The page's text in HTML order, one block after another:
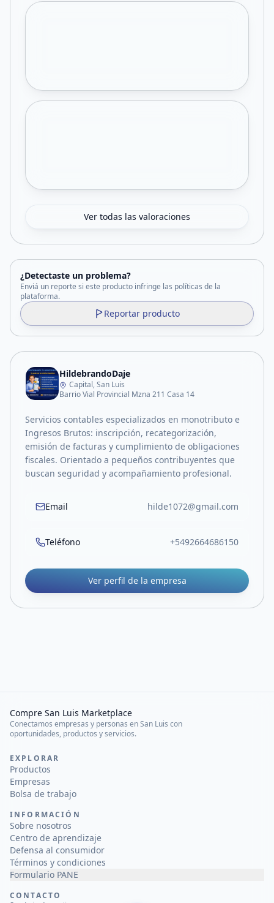
Ver todas las valoraciones
¿Detectaste un problema?
Enviá un reporte si este producto infringe las políticas de la
plataforma.
Reportar producto
HildebrandoDaje
Capital, San Luis
Barrio Vial Provincial Mzna 211 Casa 14
Servicios contables especializados en monotributo e
Ingresos Brutos: inscripción, recategorización,
emisión de facturas y cumplimiento de obligaciones
fiscales. Orientado a pequeños contribuyentes que
buscan seguridad y acompañamiento profesional.
Email hilde1072@gmail.com
Teléfono +5492664686150
Ver perfil de la empresa
Compre San Luis Marketplace
Conectamos empresas y personas en San Luis con
oportunidades, productos y servicios.
EXPLORAR
Productos
Empresas
Bolsa de trabajo
INFORMACIÓN
Sobre nosotros
Centro de aprendizaje
Defensa al consumidor
Términos y condiciones
Formulario PANE
CONTACTO